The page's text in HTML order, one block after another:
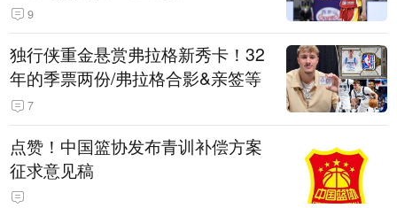
9
独行侠重金悬赏弗拉格新秀卡！32
年的季票两份/弗拉格合影&亲签等
7
点赞！中国篮协发布青训补偿方案
征求意见稿